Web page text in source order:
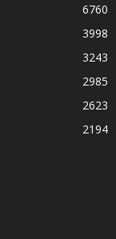
6760
3998
3243
2985
2623
2194